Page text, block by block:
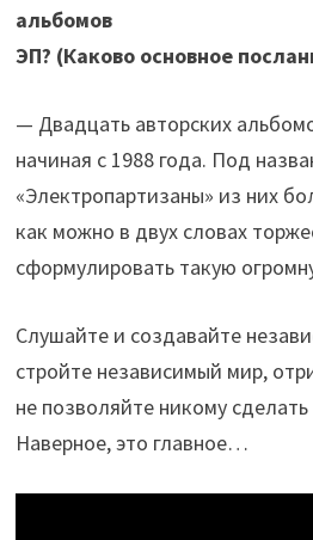
альбомов
ЭП? (Каково основное
— Двадцать авторских
начиная с 1988 года. Под
«Электропартизаны» из них
как можно в двух словах
сформулировать такую
Слушайте и создавайте
стройте независимый мир,
не позволяйте никому сделать
Наверное, это главное…